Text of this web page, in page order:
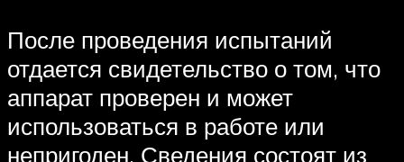
После проведения испытаний
отдается свидетельство о том, что
аппарат проверен и может
использоваться в работе или
непригоден. Сведения состоят из